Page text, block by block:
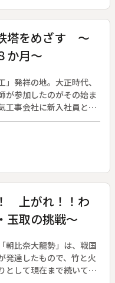
塔をめざす ～
か月～
発祥の地。大正時代、
が参加したのがその始ま
工事会社に新入社員とし
電線を扱う電工になろう
上がれ！！わ
取の挑戦～
朝比奈大龍勢」は、戦国
発達したもので、竹と火
として現在まで続いてい